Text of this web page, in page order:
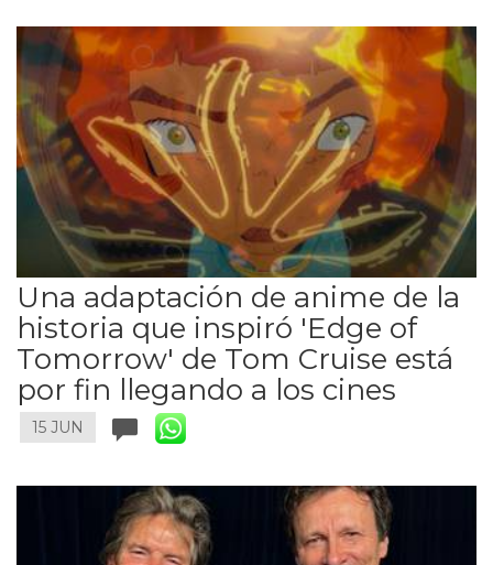
Una adaptación de anime de la
historia que inspiró 'Edge of
Tomorrow' de Tom Cruise está
por fin llegando a los cines
15 JUN